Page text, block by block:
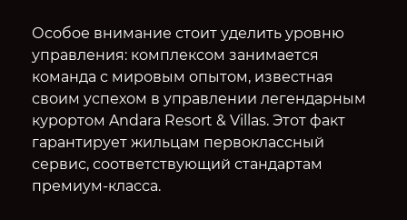
Особое внимание стоит уделить уровню
управления: комплексом занимается
команда с мировым опытом, известная
своим успехом в управлении легендарным
курортом Andara Resort & Villas. Этот факт
гарантирует жильцам первоклассный
сервис, соответствующий стандартам
премиум-класса.